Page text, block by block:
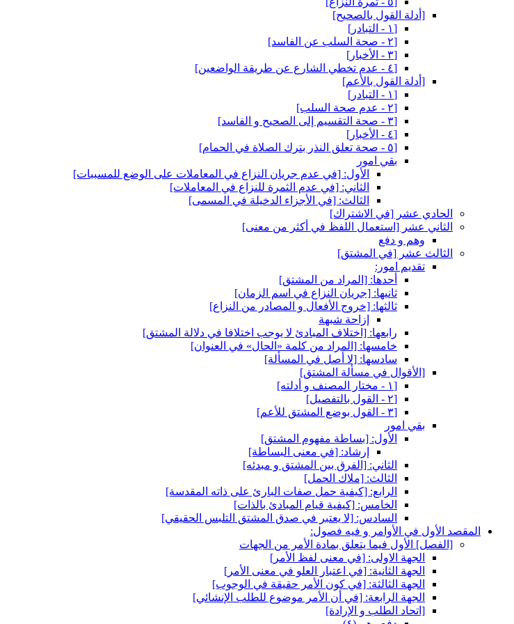
[أدلة القول بالصحيح‏]
[١ - التبادر]
[٢ - صحة السلب عن الفاسد]
[٣ - الأخبار]
[٤ - عدم تخطي الشارع عن طريقة الواضعين‏]
[أدلة القول بالأعم‏]
[١ - التبادر]
[٢ - عدم صحة السلب‏]
[٣ - صحة التقسيم إلى الصحيح و الفاسد]
[٤ - الأخبار]
[٥ - صحة تعلق النذر بترك الصلاة في الحمام‏]
بقي امور
الأول: [في عدم جريان النزاع في المعاملات على الوضع للمسببات‏]
الثاني: [في عدم الثمرة للنزاع في المعاملات‏]
الثالث: [في الأجزاء الدخيلة في المسمى‏]
الحادي عشر [في الاشتراك‏]
الثاني عشر [استعمال اللفظ في أكثر من معنى‏]
وهم و دفع
الثالث عشر [في المشتق‏]
تقديم امور:
أحدها: [المراد من المشتق‏]
ثانيها: [جريان النزاع في اسم الزمان‏]
ثالثها: [خروج الأفعال و المصادر من النزاع‏]
إزاحة شبهة
رابعها: [اختلاف المبادئ لا يوجب اختلافا في دلالة المشتق‏]
خامسها: [المراد من كلمة «الحال» في العنوان‏]
سادسها: [لا أصل في المسألة]
[الأقوال في مسألة المشتق‏]
[١ - مختار المصنف و أدلته‏]
[٢ - القول بالتفصيل‏]
[٣ - القول بوضع المشتق للأعم‏]
بقي امور
الأول: [بساطة مفهوم المشتق‏]
إرشاد: [في معنى البساطة]
الثاني: [الفرق بين المشتق و مبدئه‏]
الثالث: [ملاك الحمل‏]
الرابع: [كيفية حمل صفات البارئ على ذاته المقدسة]
الخامس: [كيفية قيام المبادئ بالذات‏]
السادس: [لا يعتبر في صدق المشتق التلبس الحقيقي‏]
المقصد الأول في الأوامر و فيه فصول:
[الفصل‏] الأول فيما يتعلق بمادة الأمر من الجهات
الجهة الاولى: [في معنى لفظ الأمر]
الجهة الثانية: [في اعتبار العلو في معنى الأمر]
الجهة الثالثة: [في كون الأمر حقيقة في الوجوب‏]
الجهة الرابعة: [في أن الأمر موضوع للطلب الإنشائي‏]
[اتحاد الطلب و الإرادة]